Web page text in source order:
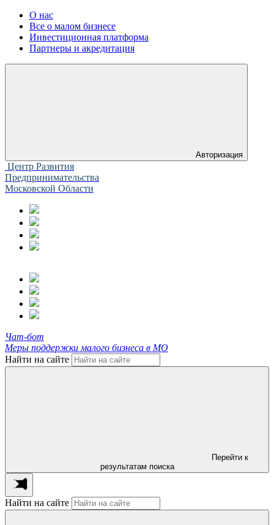
О нас
Все о малом бизнесе
Инвестиционная платформа
Партнеры и акредитация
Авторизация
Центр Развития
Предпринимательства
Московской Области
Чат-бот
Меры поддержки малого бизнеса в МО
Найти на сайте
Перейти к
результатам поиска
Найти на сайте